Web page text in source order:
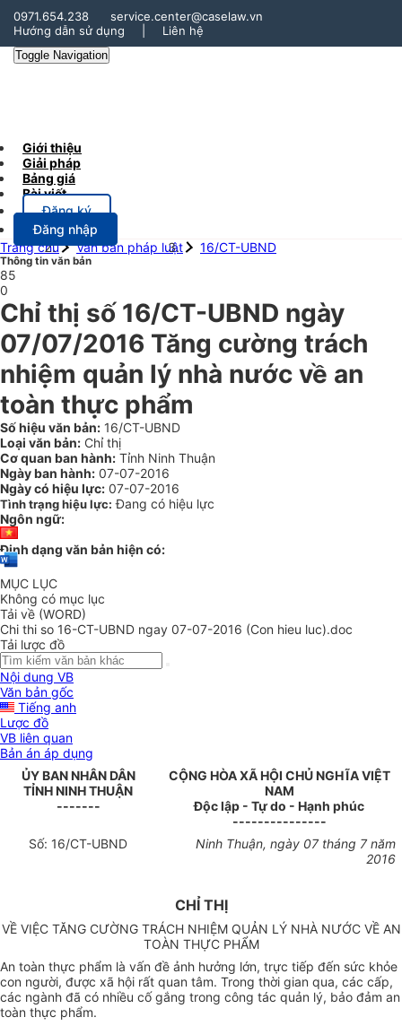
0971.654.238
service.center@caselaw.vn
Hướng dẫn sử dụng
Liên hệ
Toggle Navigation
Giới thiệu
Giải pháp
Bảng giá
Bài viết
Đăng ký
Đăng nhập
Trang chủ
Văn bản pháp luật 16/CT-UBND
Thông tin văn bản
85
0
Chỉ thị số 16/CT-UBND ngày
07/07/2016 Tăng cường trách
nhiệm quản lý nhà nước về an
toàn thực phẩm
Số hiệu văn bản: 16/CT-UBND
Loại văn bản: Chỉ thị
Cơ quan ban hành: Tỉnh Ninh Thuận
Ngày ban hành: 07-07-2016
Ngày có hiệu lực: 07-07-2016
Tình trạng hiệu lực: Đang có hiệu lực
Ngôn ngữ:
Định dạng văn bản hiện có:
MỤC LỤC
Không có mục lục
Tải về (WORD)
Chi thi so 16-CT-UBND ngay 07-07-2016 (Con hieu luc).doc
Tải lược đồ
Nội dung VB
Văn bản gốc
Tiếng anh
Lược đồ
VB liên quan
Bản án áp dụng
ỦYBAN NHÂN DÂN
TỈNH NINH THUẬN
-------
CỘNG HÒA XÃ HỘI CHỦ NGHĨA VIỆT
NAM
Độc lập - Tự do - Hạnh phúc
---------------
Số: 16/CT-UBND Ninh Thuận, ngày 07tháng 7 năm
2016
CHỈ THỊ
VỀ VIỆC TĂNG CƯỜNG TRÁCH NHIỆM QUẢN LÝ NHÀ NƯỚC VỀ AN
TOÀN THỰC PHẨM
An toàn thực phẩm là vấn đề ảnh hưởng lớn, trực tiếp đến sức khỏe
con người, được xã hội rất quan tâm. Trong thời gian qua, các cấp,
các ngành đã có nhiều cố gắng trong công tác quản lý, bảo đảm an
toàn thực phẩm.